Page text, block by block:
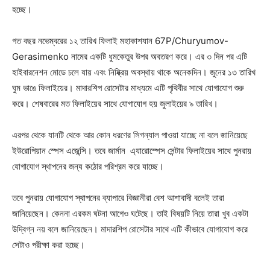
হচ্ছে।
গত বছর নভেম্বরের ১২ তারিখ ফিলাই মহাকাশযান 67P/Churyumov-
Gerasimenko নামের একটি ধুমকেতুর উপর অবতরণ করে। এর ৩ দিন পর এটি
হাইবারনেশন মোডে চলে যায় এবং নিষ্ক্রিয় অবস্থায় থাকে অনেকদিন। জুনের ১৩ তারিখ
ঘুম ভাঙে ফিলাইয়ের। মাদারশিপ রোসেটার মাধ্যমে এটি পৃথিবীর সাথে যোগাযোগ শুরু
করে। শেষবারের মত ফিলাইয়ের সাথে যোগাযোগ হয় জুলাইয়ের ৯ তারিখ।
এরপর থেকে যানটি থেকে আর কোন ধরণের সিগন্যাল পাওয়া যাচ্ছে না বলে জানিয়েছে
ইউরোপিয়ান স্পেস এজেন্সি। তবে জার্মান ‌এ্যারোস্পেস সেন্টার ফিলাইয়ের সাথে পুনরায়
যোগাযোগ স্থাপনের জন্য কঠোর পরিশ্রম করে যাচ্ছে।
তবে পুনরায় যোগাযোগ স্থাপনের ব্যাপারে বিজ্ঞানীরা বেশ আশাবাদী বলেই তারা
জানিয়েছেন। কেননা এরকম ঘটনা আগেও ঘটেছে। তাই বিষয়টি নিয়ে তারা খুব একটা
উদ্বিগ্ন নয় বলে জানিয়েছেন। মাদারশিপ রোসেটার সাথে এটি কীভাবে যোগাযোগ করে
সেটাও পরীক্ষা করা হচ্ছে।